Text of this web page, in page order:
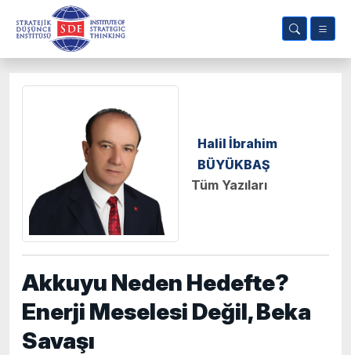
Halil İbrahim
BÜYÜKBAŞ
Tüm Yazıları
Akkuyu Neden Hedefte?
Enerji Meselesi Değil, Beka
Savaşı